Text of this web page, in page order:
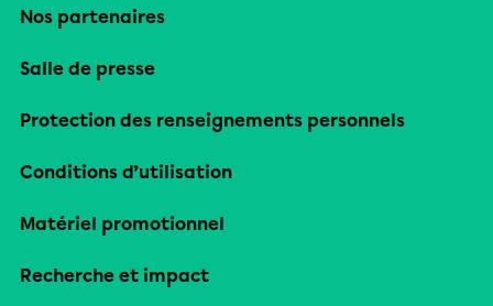
Nos partenaires
Salle de presse
Protection des renseignements personnels
Conditions d’utilisation
Matériel promotionnel
Recherche et impact